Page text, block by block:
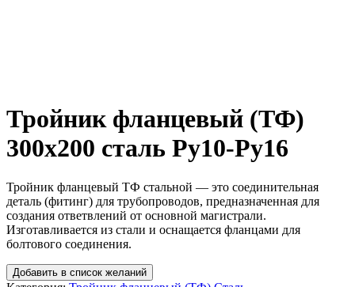
Тройник фланцевый (ТФ)
300х200 сталь Ру10-Ру16
Тройник фланцевый ТФ стальной — это соединительная
деталь (фитинг) для трубопроводов, предназначенная для
создания ответвлений от основной магистрали.
Изготавливается из стали и оснащается фланцами для
болтового соединения.
Добавить в список желаний